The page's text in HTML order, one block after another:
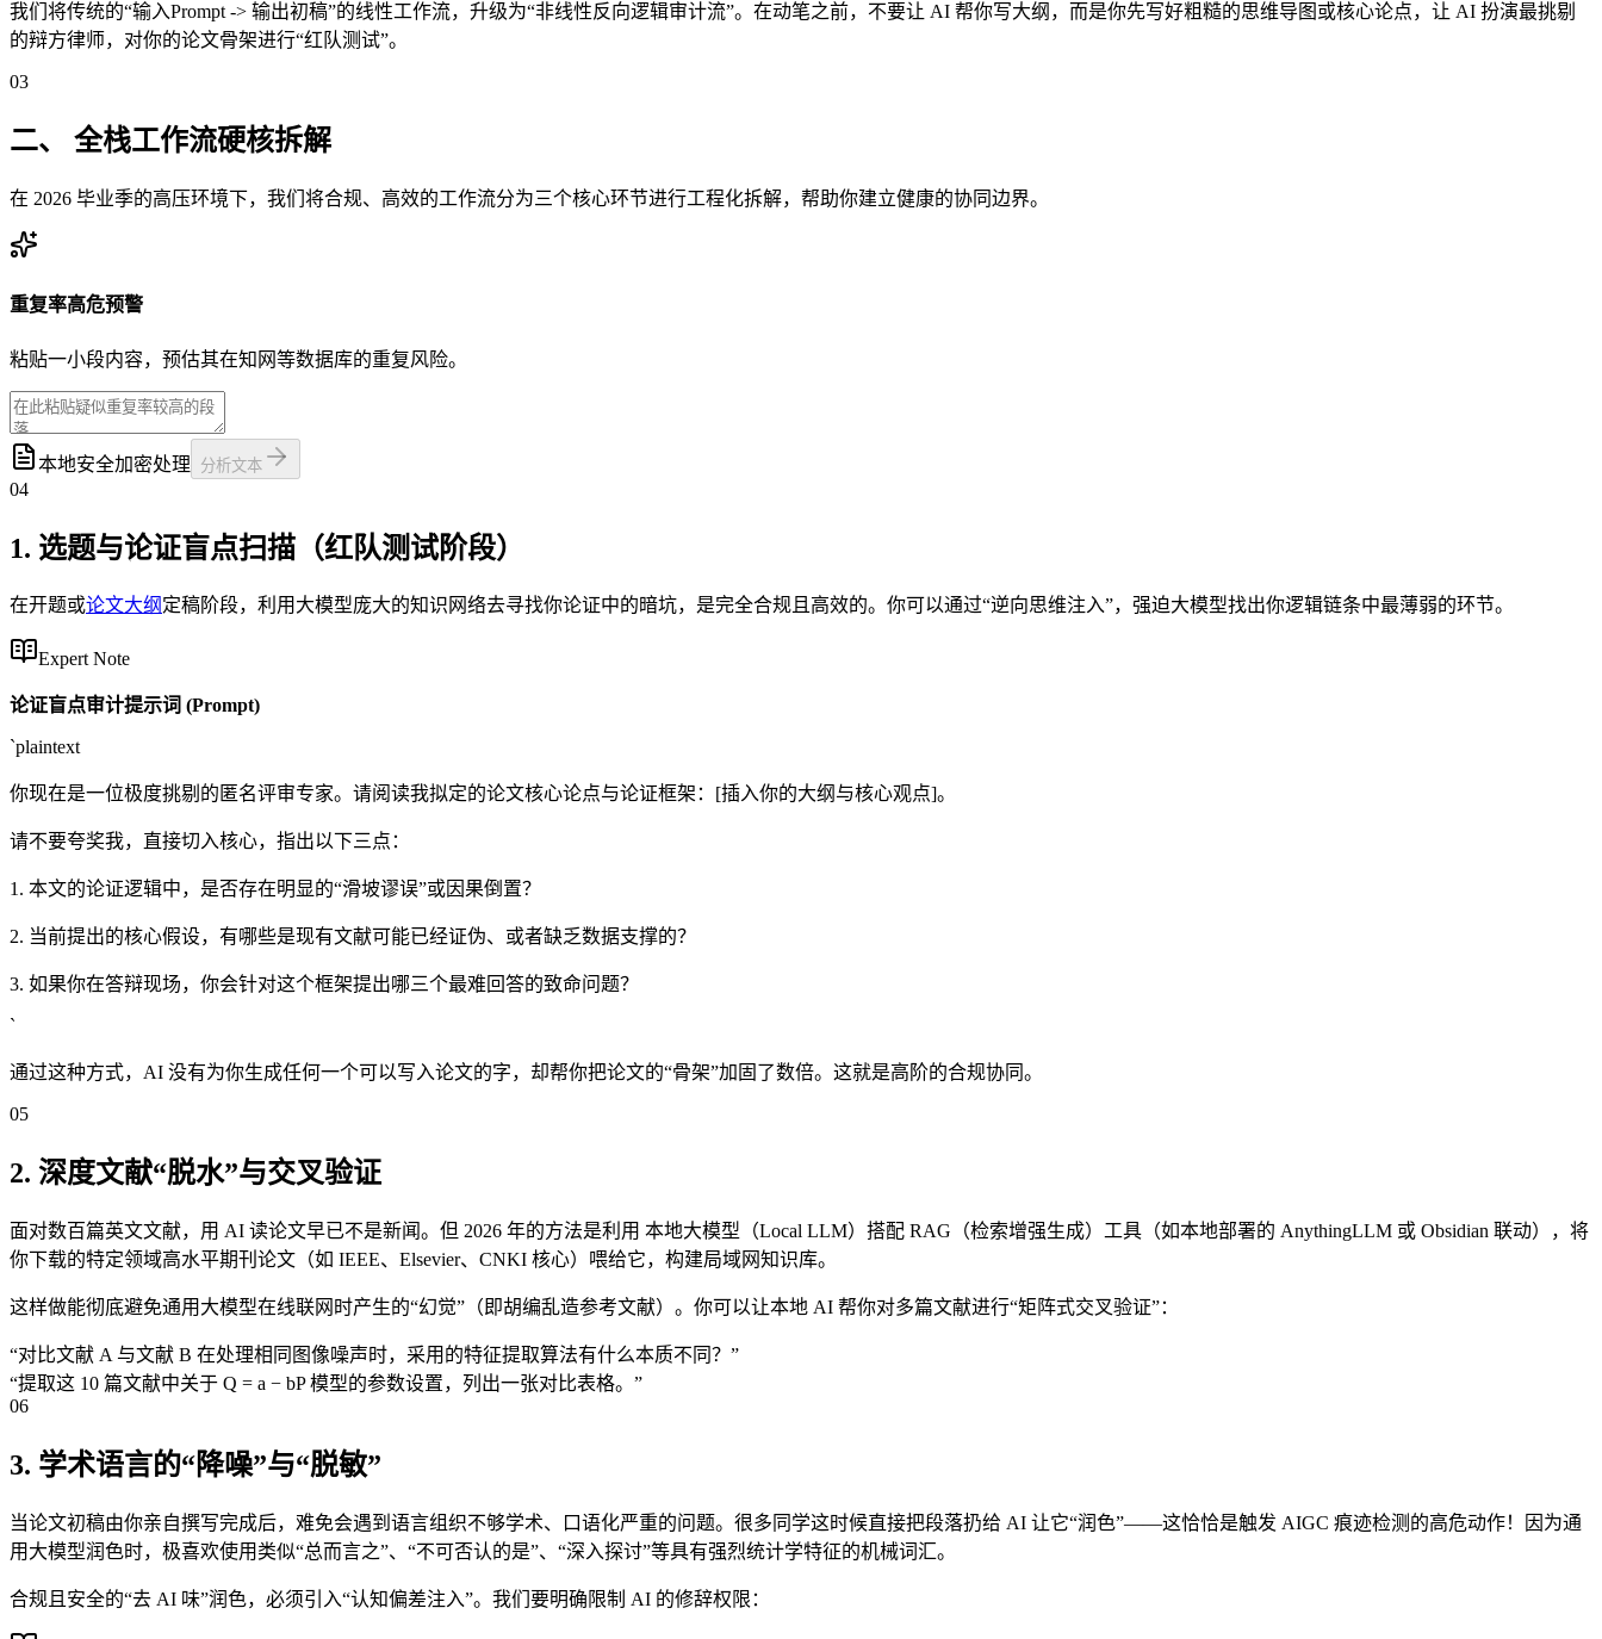
我们将传统的“输入Prompt -> 输出初稿”的线性工作流，升级为“非线性反向逻辑审计流”。在动笔之前，不要让 AI 帮你写大纲，而是你先写好粗糙的思维导图或核心论点，让 AI 扮演最挑剔
的辩方律师，对你的论文骨架进行“红队测试”。
03
二、 全栈工作流硬核拆解
在 2026 毕业季的高压环境下，我们将合规、高效的工作流分为三个核心环节进行工程化拆解，帮助你建立健康的协同边界。
重复率高危预警
粘贴一小段内容，预估其在知网等数据库的重复风险。
本地安全加密处理 分析文本
04
1. 选题与论证盲点扫描（红队测试阶段）
在开题或论文大纲 定稿阶段，利用大模型庞大的知识网络去寻找你论证中的暗坑，是完全合规且高效的。你可以通过“逆向思维注入”，强迫大模型找出你逻辑链条中最薄弱的环节。
Expert Note
论证盲点审计提示词 (Prompt)
`plaintext
你现在是一位极度挑剔的匿名评审专家。请阅读我拟定的论文核心论点与论证框架：[插入你的大纲与核心观点]。
请不要夸奖我，直接切入核心，指出以下三点：
1. 本文的论证逻辑中，是否存在明显的“滑坡谬误”或因果倒置？
2. 当前提出的核心假设，有哪些是现有文献可能已经证伪、或者缺乏数据支撑的？
3. 如果你在答辩现场，你会针对这个框架提出哪三个最难回答的致命问题？
`
通过这种方式，AI 没有为你生成任何一个可以写入论文的字，却帮你把论文的“骨架”加固了数倍。这就是高阶的合规协同。
05
2. 深度文献“脱水”与交叉验证
面对数百篇英文文献，用 AI 读论文早已不是新闻。但 2026 年的方法是利用 本地大模型（Local LLM）搭配 RAG（检索增强生成）工具（如本地部署的 AnythingLLM 或 Obsidian 联动），将
你下载的特定领域高水平期刊论文（如 IEEE、Elsevier、CNKI 核心）喂给它，构建局域网知识库。
这样做能彻底避免通用大模型在线联网时产生的“幻觉”（即胡编乱造参考文献）。你可以让本地 AI 帮你对多篇文献进行“矩阵式交叉验证”：
“对比文献 A 与文献 B 在处理相同图像噪声时，采用的特征提取算法有什么本质不同？”
“提取这 10 篇文献中关于 Q = a − bP 模型的参数设置，列出一张对比表格。”
06
3. 学术语言的“降噪”与“脱敏”
当论文初稿由你亲自撰写完成后，难免会遇到语言组织不够学术、口语化严重的问题。很多同学这时候直接把段落扔给 AI 让它“润色”——这恰恰是触发 AIGC 痕迹检测的高危动作！因为通
用大模型润色时，极喜欢使用类似“总而言之”、“不可否认的是”、“深入探讨”等具有强烈统计学特征的机械词汇。
合规且安全的“去 AI 味”润色，必须引入“认知偏差注入”。我们要明确限制 AI 的修辞权限：